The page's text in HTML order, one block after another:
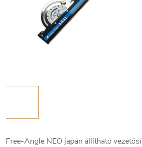
Free-Angle NEO japán állítható